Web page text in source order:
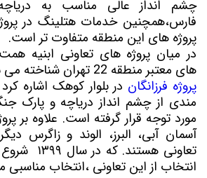
چشم انداز عالی مناسب به
فارس،همچنین خدمات هتلینگ در
پروژه های این منطقه متفاوت تر است.
در میان پروژه های تعاونی ابنیه
های معتبر منطقه 22 تهران شناخته می شود، می توان به
پروژه فرزانگان در بلوار کوهک اشاره
مندی از چشم انداز دریاچه و پارک
مورد توجه قرار گرفته است. علاوه بر
آسمان آبی، البرز، الوند و زاگرس
تعاونی
انتخاب از این تعاونی ،انتخاب مناسبی